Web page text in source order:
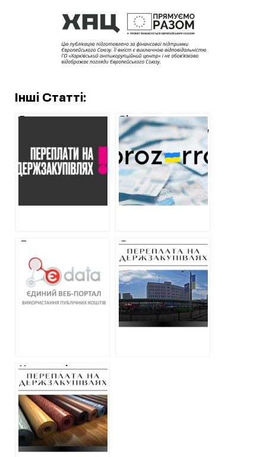
Інші Статті:
Ексохоронець
сільраду на
Харківщині за
Відновлення
Харківщини: угоду
на ремонт школи
у Золочеві
підписали по
завищеним цінам
на будматеріали
Департамент
освіти міськради
приховав часть
угод на ремонт
навчальних
закладів на суму
Як скандальна
поліклініка у
Харкові освоює
11 мільйонів:
любитель
дорогого одягу
заплатить за
У громаді на
Харківщині
відремонтують
укриття з
коштовним
лінолеумом